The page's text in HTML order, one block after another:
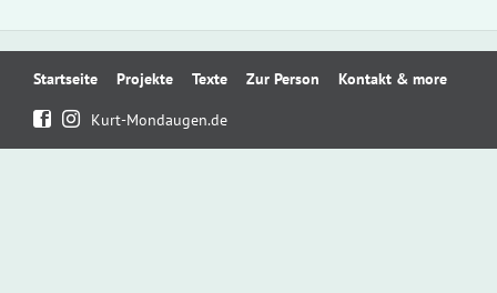
Navigation
Startseite Projekte Texte Zur Person Kontakt & more
Kurt-Mondaugen.de